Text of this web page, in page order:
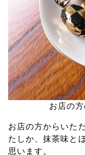
お店の
お店の方からいた
たしか、抹茶味と
思います。